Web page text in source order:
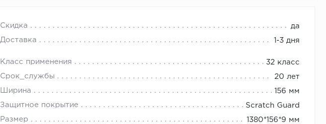
Скидка да
Доставка 1-3 дня
Класс применения 32 класс
Срок_службы 20 лет
Ширина 156 мм
Защитное покрытие Scratch Guard
Размер 1380*156*9 мм